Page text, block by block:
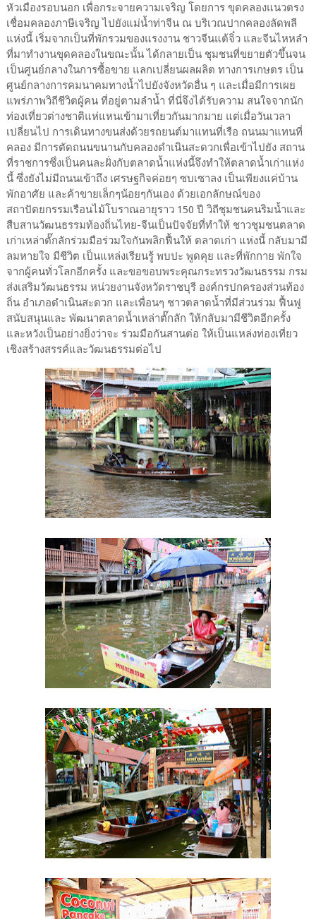
หัวเมืองรอบนอก เพื่อกระจายความเจริญ โดยการ ขุดคลองแนวตรง
เชื่อมคลองภาษีเจริญ ไปยังแม่น้ำท่าจีน ณ บริเวณปากคลองลัดพลี
แห่งนี้ เริ่มจากเป็นที่พักรวมของแรงงาน ชาวจีนแต้จิ๋ว และจีนไหหลำ
ที่มาทำงานขุดคลองในขณะนั้น ได้กลายเป็น ชุมชนที่ขยายตัวขึ้นจน
เป็นศูนย์กลางในการซื้อขาย แลกเปลี่ยนผลผลิต ทางการเกษตร เป็น
ศูนย์กลางการคมนาคมทางน้ำไปยังจังหวัดอื่น ๆ และเมื่อมีการเผย
แพร่ภาพวิถีชีวิตผู้คน ที่อยู่ตามลําน้ำ ที่นี่จึงได้รับความ สนใจจากนัก
ท่องเที่ยวต่างชาติแห่แหนเข้ามาเที่ยวกันมากมาย แต่เมื่อวันเวลา
เปลี่ยนไป การเดินทางขนส่งด้วยรถยนต์มาแทนที่เรือ ถนนมาแทนที่
คลอง มีการตัดถนนขนานกับคลองดำเนินสะดวกเพื่อเข้าไปยัง สถาน
ที่ราชการซึ่งเป็นคนละฝั่งกับตลาดน้ำแห่งนี้จึงทำให้ตลาดน้ำเก่าแห่ง
นี้ ซึ่งยังไม่มีถนนเข้าถึง เศรษฐกิจค่อยๆ ซบเซาลง เป็นเพียงแค่บ้าน
พักอาศัย และค้าขายเล็กๆน้อยๆกันเอง ด้วยเอกลักษณ์ของ
สถาปัตยกรรมเรือนไม้โบราณอายุราว 150 ปี วิถีชุมชนคนริมน้ำและ
สืบสานวัฒนธรรมท้องถิ่นไทย-จีนเป็นปัจจัยที่ทำให้ ชาวชุมชนตลาด
เก่าเหล่าตั๊กลักร่วมมือร่วมใจกันพลิกฟื้นให้ ตลาดเก่า แห่งนี้ กลับมามี
ลมหายใจ มีชีวิต เป็นแหล่งเรียนรู้ พบปะ พูดคุย และที่พักกาย พักใจ
จากผู้คนทั่วโลกอีกครั้ง และขอขอบพระคุณกระทรวงวัฒนธรรม กรม
ส่งเสริมวัฒนธรรม หน่วยงานจังหวัดราชบุรี องค์กรปกครองส่วนท้อง
ถิ่น อำเภอดำเนินสะดวก และเพื่อนๆ ชาวตลาดน้ำที่มีส่วนร่วม ฟื้นฟู
สนับสนุนและ พัฒนาตลาดน้ำเหล่าตั๊กลัก ให้กลับมามีชีวิตอีกครั้ง
และหวังเป็นอย่างยิ่งว่าจะ ร่วมมือกันสานต่อ ให้เป็นแหล่งท่องเที่ยว
เชิงสร้างสรรค์และวัฒนธรรมต่อไป